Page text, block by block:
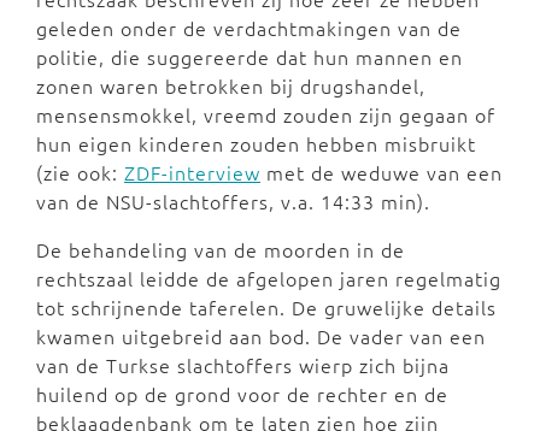
geleden onder de verdachtmakingen van de
politie, die suggereerde dat hun mannen en
zonen waren betrokken bij drugshandel,
mensensmokkel, vreemd zouden zijn gegaan of
hun eigen kinderen zouden hebben misbruikt
(zie ook: ZDF-interview met de weduwe van een
van de NSU-slachtoffers, v.a. 14:33 min).
De behandeling van de moorden in de
rechtszaal leidde de afgelopen jaren regelmatig
tot schrijnende taferelen. De gruwelijke details
kwamen uitgebreid aan bod. De vader van een
van de Turkse slachtoffers wierp zich bijna
huilend op de grond voor de rechter en de
beklaagdenbank om te laten zien hoe zijn